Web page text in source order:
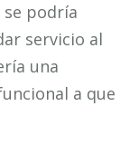
podría
servicio al
una
a que